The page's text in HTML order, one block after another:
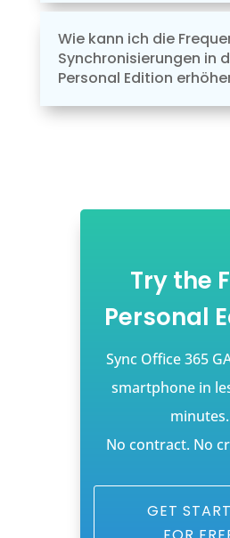
Wie kann ich die
Synchronisierungen in
Personal Edition
Try the
Personal
Sync Office 365
smartphone in
minutes.
No contract. No
GET